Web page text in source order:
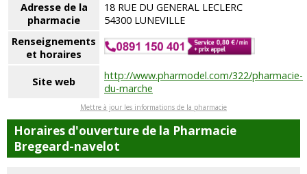
Adresse de la
pharmacie
18 RUE DU GENERAL LECLERC
54300 LUNEVILLE
Renseignements
et horaires
Site web
http://www.pharmodel.com/322/pharmacie-
du-marche
Mettre à jour les informations de la pharmacie
Horaires d'ouverture de la Pharmacie
Bregeard-navelot